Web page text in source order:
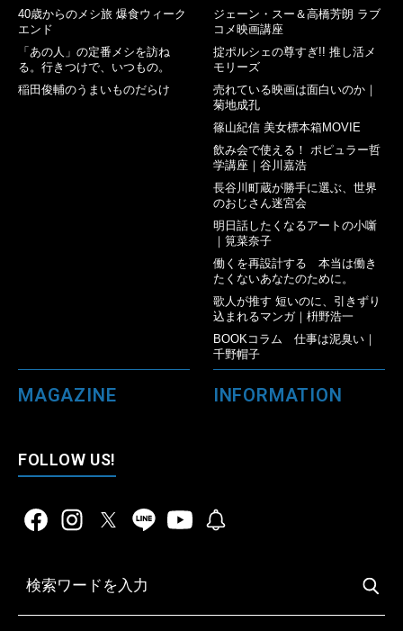
40歳からのメシ旅 爆食ウィーク
エンド
「あの人」の定番メシを訪ね
る。行きつけで、いつもの。
稲田俊輔のうまいものだらけ
ジェーン・スー＆高橋芳朗 ラブ
コメ映画講座
掟ポルシェの尊すぎ!! 推し活メ
モリーズ
売れている映画は面白いのか｜
菊地成孔
篠山紀信 美女標本箱MOVIE
飲み会で使える！ ポピュラー哲
学講座｜谷川嘉浩
長谷川町蔵が勝手に選ぶ、世界
のおじさん迷宮会
明日話したくなるアートの小噺
｜筧菜奈子
働くを再設計する 本当は働き
たくないあなたのために。
歌人が推す 短いのに、引きずり
込まれるマンガ｜枡野浩一
BOOKコラム 仕事は泥臭い｜
千野帽子
MAGAZINE INFORMATION
FOLLOW US!